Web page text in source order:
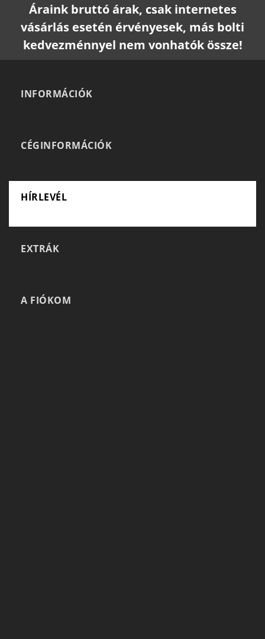
Áraink bruttó árak, csak internetes
vásárlás esetén érvényesek, más bolti
kedvezménnyel nem vonhatók össze!
INFORMÁCIÓK
CÉGINFORMÁCIÓK
HÍRLEVÉL
EXTRÁK
A FIÓKOM